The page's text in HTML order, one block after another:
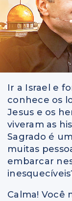
Ir a Israel e
conhece os
Jesus e os
viveram as
Sagrado é
muitas
embarcar
Calma! Você